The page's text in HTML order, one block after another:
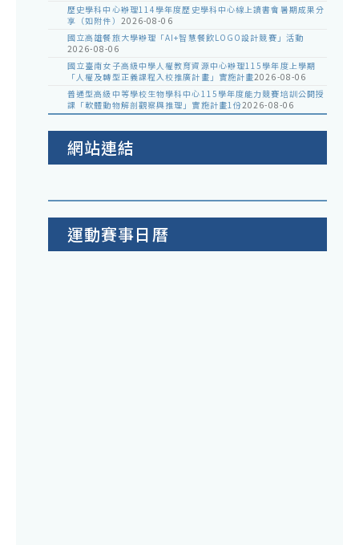
歷史學科中心辦理114學年度歷史學科中心線上讀書會暑期成果分
享（如附件） 2026-08-06
國立高雄餐旅大學辦理「AI+智慧餐飲LOGO設計競賽」活動
2026-08-06
國立臺南女子高級中學人權教育資源中心辦理115學年度上學期
「人權及轉型正義課程入校推廣計畫」實施計畫2026-08-06
普通型高級中等學校生物學科中心115學年度能力競賽培訓公開授
課「軟體動物解剖觀察與推理」實施計畫1份2026-08-06
網站連結
運動賽事日曆